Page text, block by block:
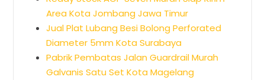
Area Kota Jombang Jawa Timur
Jual Plat Lubang Besi Bolong Perforated
Diameter 5mm Kota Surabaya
Pabrik Pembatas Jalan Guardrail Murah
Galvanis Satu Set Kota Magelang